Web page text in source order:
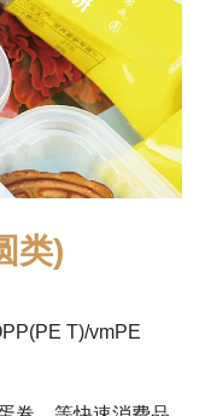
类)
T)/vmPE